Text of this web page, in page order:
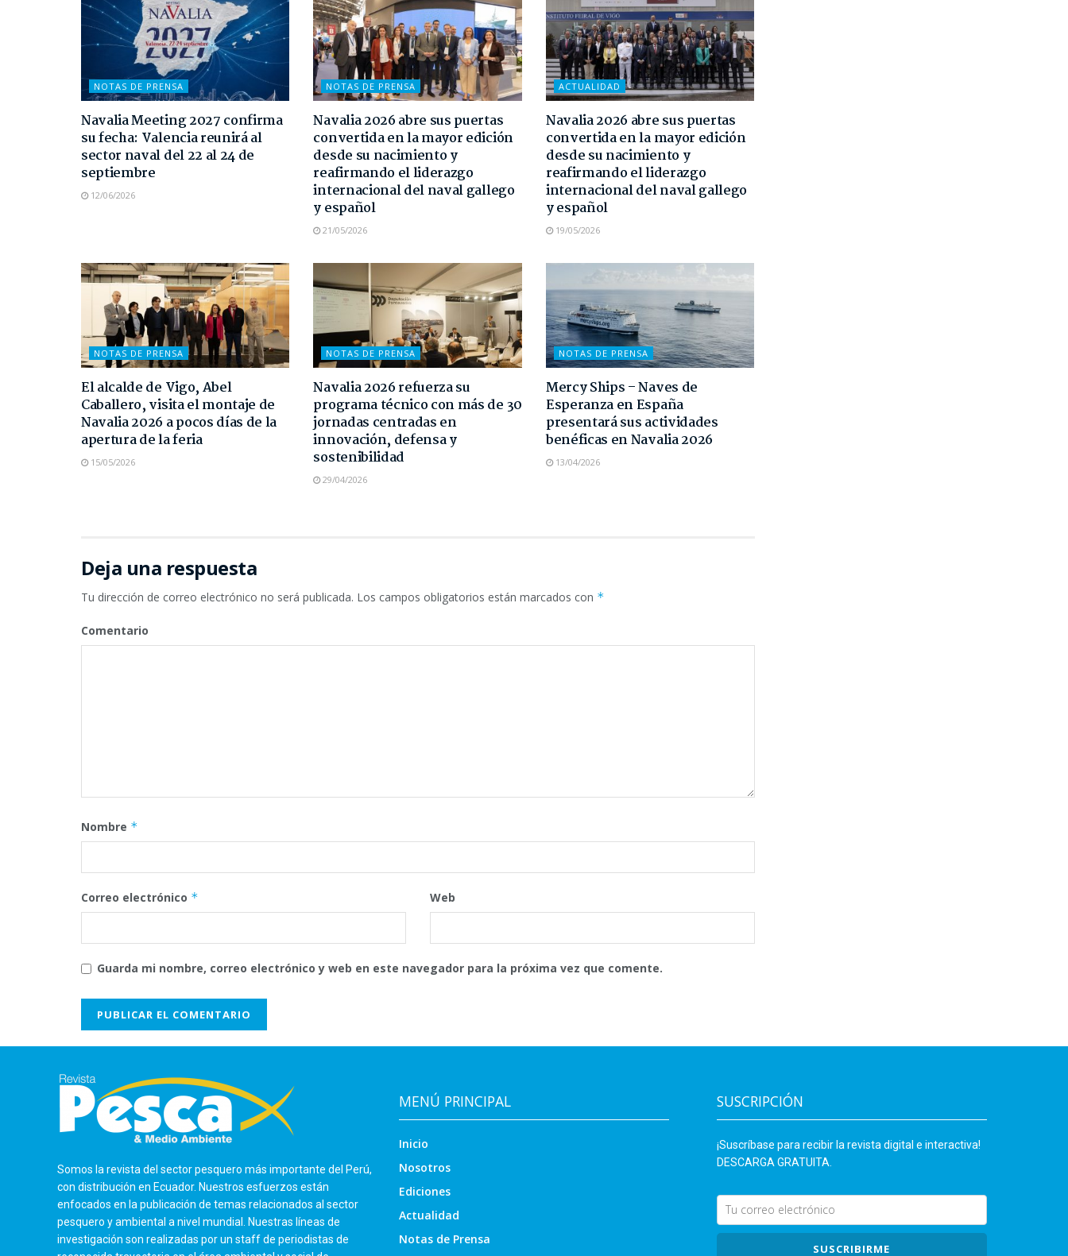
NOTAS DE PRENSA
Navalia Meeting 2027 confirma
su fecha: Valencia reunirá al
sector naval del 22 al 24 de
septiembre
12/06/2026
NOTAS DE PRENSA
Navalia 2026 abre sus puertas
convertida en la mayor edición
desde su nacimiento y
reafirmando el liderazgo
internacional del naval gallego
y español
21/05/2026
ACTUALIDAD
Navalia 2026 abre sus puertas
convertida en la mayor edición
desde su nacimiento y
reafirmando el liderazgo
internacional del naval gallego
y español
19/05/2026
NOTAS DE PRENSA
El alcalde de Vigo, Abel
Caballero, visita el montaje de
Navalia 2026 a pocos días de la
apertura de la feria
15/05/2026
NOTAS DE PRENSA
Navalia 2026 refuerza su
programa técnico con más de 30
jornadas centradas en
innovación, defensa y
sostenibilidad
29/04/2026
NOTAS DE PRENSA
Mercy Ships – Naves de
Esperanza en España
presentará sus actividades
benéficas en Navalia 2026
13/04/2026
Deja una respuesta
Tu dirección de correo electrónico no será publicada. Los campos obligatorios están marcados con *
Comentario
Nombre *
Correo electrónico * Web
Guarda mi nombre, correo electrónico y web en este navegador para la próxima vez que comente.
Somos la revista del sector pesquero más importante del Perú,
con distribución en Ecuador. Nuestros esfuerzos están
enfocados en la publicación de temas relacionados al sector
pesquero y ambiental a nivel mundial. Nuestras líneas de
investigación son realizadas por un staff de periodistas de
MENÚ PRINCIPAL
Inicio
Nosotros
Ediciones
Actualidad
Notas de Prensa
SUSCRIPCIÓN
¡Suscríbase para recibir la revista digital e interactiva!
DESCARGA GRATUITA.
SUSCRIBIRME